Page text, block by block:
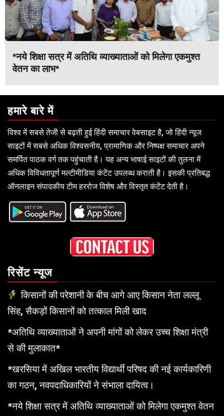
*नये शिक्षा सत्र में अतिथि व्याख्याताओं को मिलेगा एकमुश्त
वेतन का लाभ*
हमारे बारे में
विश्व में सबसे तेजी से बढ़ती हुई हिंदी समाचार वेबसाइट है, जो हिंदी न्यूज
साइटों में सबसे अधिक विश्वसनीय, प्रामाणिक और निष्पक्ष समाचार अपने
समर्पित पाठक वर्ग तक पहुंचाती है। यह अन्य भाषाई साइटों की तुलना में
अधिक विविधतापूर्ण मल्टीमीडिया कंटेंट उपलब्ध कराती है। इसकी प्रतिबद्ध
ऑनलाइन संपादकीय टीम हररोज विशेष और विस्तृत कंटेंट देती है।
रिसेंट न्यूज
किसानों की परेशानी के बीच आगे आए किसान नेता लल्लू
सिंह, सैकड़ों किसानों को तत्काल मिली खाद
*अतिथि व्याख्याताओं ने अपनी मांगों को लेकर उच्च शिक्षा मंत्री
से की मुलाकात*
*खरसिया में अखिल भारतीय विद्यार्थी परिषद की नई कार्यकारिणी
का गठन, नवपदाधिकारियों ने संभाला दायित्व।
*नये शिक्षा सत्र में अतिथि व्याख्याताओं को मिलेगा एकमुश्त वेतन